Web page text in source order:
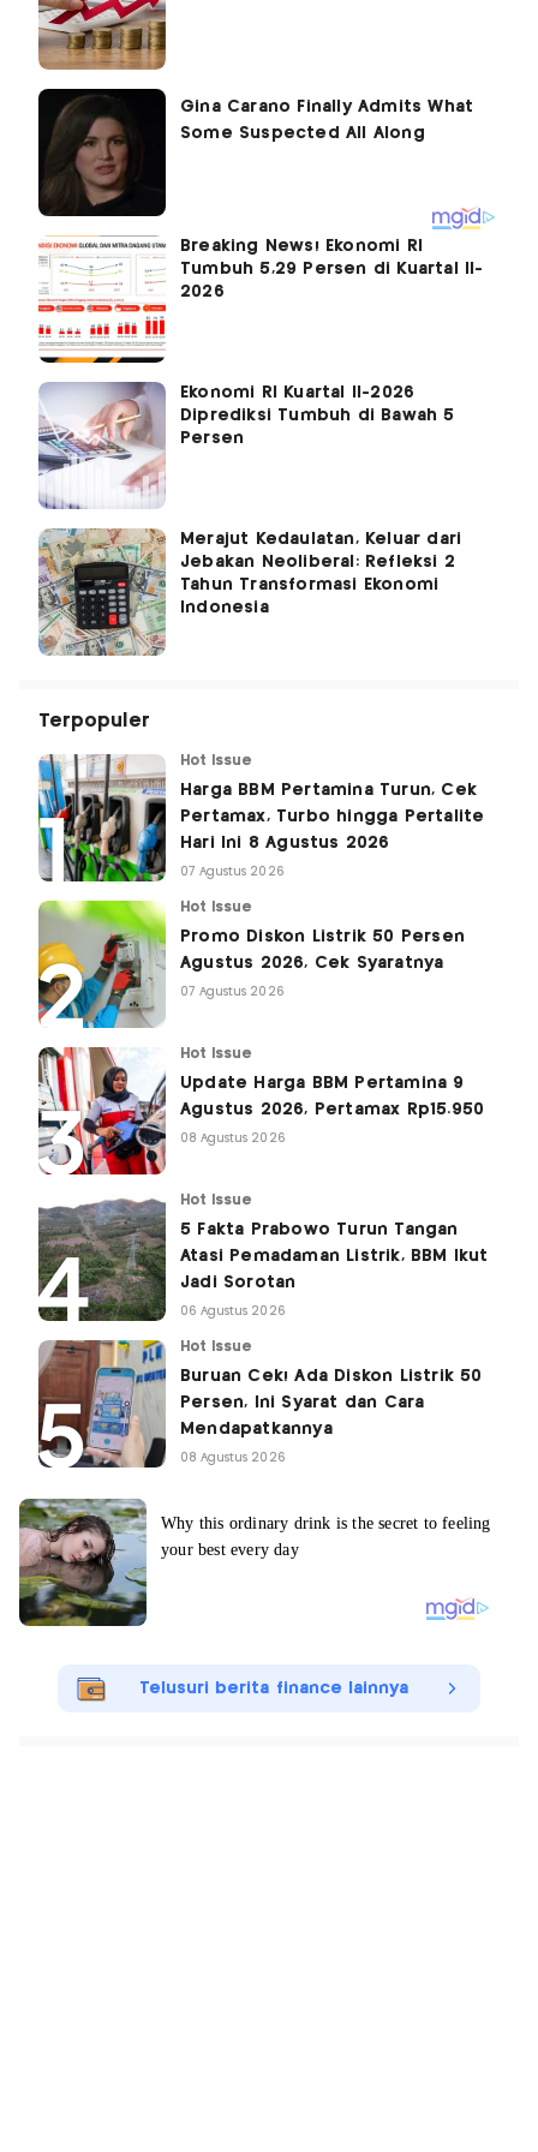
Breaking News! Ekonomi RI
Tumbuh 5,29 Persen di Kuartal II-
2026
Ekonomi RI Kuartal II-2026
Diprediksi Tumbuh di Bawah 5
Persen
Merajut Kedaulatan, Keluar dari
Jebakan Neoliberal: Refleksi 2
Tahun Transformasi Ekonomi
Indonesia
Terpopuler
Hot Issue
Harga BBM Pertamina Turun, Cek
Pertamax, Turbo hingga Pertalite
Hari Ini 8 Agustus 2026
07 Agustus 2026
Hot Issue
Promo Diskon Listrik 50 Persen
Agustus 2026, Cek Syaratnya
07 Agustus 2026
Hot Issue
Update Harga BBM Pertamina 9
Agustus 2026, Pertamax Rp15.950
08 Agustus 2026
Hot Issue
5 Fakta Prabowo Turun Tangan
Atasi Pemadaman Listrik, BBM Ikut
Jadi Sorotan
06 Agustus 2026
Hot Issue
Buruan Cek! Ada Diskon Listrik 50
Persen, Ini Syarat dan Cara
Mendapatkannya
08 Agustus 2026
Telusuri berita finance lainnya